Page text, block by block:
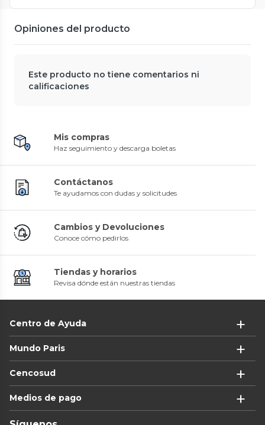
Opiniones del producto
Este producto no tiene comentarios ni
calificaciones
Mis compras
Haz seguimiento y descarga boletas
Contáctanos
Te ayudamos con dudas y solicitudes
Cambios y Devoluciones
Conoce cómo pedirlos
Tiendas y horarios
Revisa dónde están nuestras tiendas
Centro de Ayuda
Mundo Paris
Cencosud
Medios de pago